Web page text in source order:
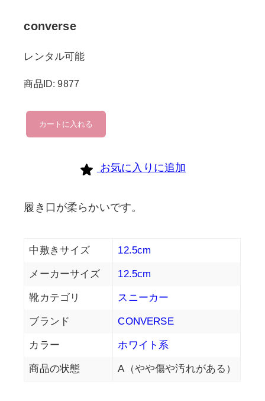
converse
レンタル可能
商品ID: 9877
converse
個
カートに入れる
お気に入りに追加
履き口が柔らかいです。
中敷きサイズ 12.5cm
メーカーサイズ 12.5cm
靴カテゴリ スニーカー
ブランド CONVERSE
カラー ホワイト系
商品の状態 A（やや傷や汚れがある）